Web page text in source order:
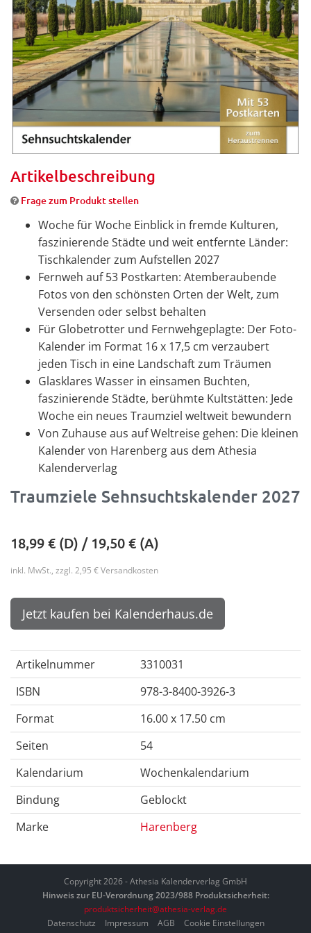
Artikelbeschreibung
Frage zum Produkt stellen
Woche für Woche Einblick in fremde Kulturen,
faszinierende Städte und weit entfernte Länder:
Tischkalender zum Aufstellen 2027
Fernweh auf 53 Postkarten: Atemberaubende
Fotos von den schönsten Orten der Welt, zum
Versenden oder selbst behalten
Für Globetrotter und Fernwehgeplagte: Der Foto-
Kalender im Format 16 x 17,5 cm verzaubert
jeden Tisch in eine Landschaft zum Träumen
Glasklares Wasser in einsamen Buchten,
faszinierende Städte, berühmte Kultstätten: Jede
Woche ein neues Traumziel weltweit bewundern
Von Zuhause aus auf Weltreise gehen: Die kleinen
Kalender von Harenberg aus dem Athesia
Kalenderverlag
Traumziele Sehnsuchtskalender 2027
18,99€ (D) / 19,50€ (A)
inkl. MwSt., zzgl. 2,95 € Versandkosten
Jetzt kaufen bei Kalenderhaus.de
Artikelnummer
3310031
ISBN
978-3-8400-3926-3
Format
16.00 x 17.50 cm
Seiten
54
Kalendarium
Wochenkalendarium
Bindung
Geblockt
Marke
Harenberg
Copyright 2026 - Athesia Kalenderverlag GmbH
Hinweis zur EU-Verordnung 2023/988 Produktsicherheit:
produktsicherheit@athesia-verlag.de
Datenschutz
Impressum AGB Cookie Einstellungen